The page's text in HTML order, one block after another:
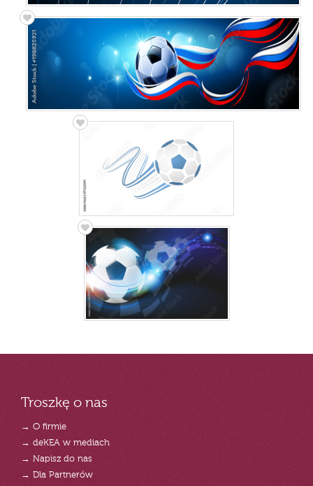
Troszkę o nas
→ O firmie
→ deKEA w mediach
→ Napisz do nas
→ Dla Partnerów